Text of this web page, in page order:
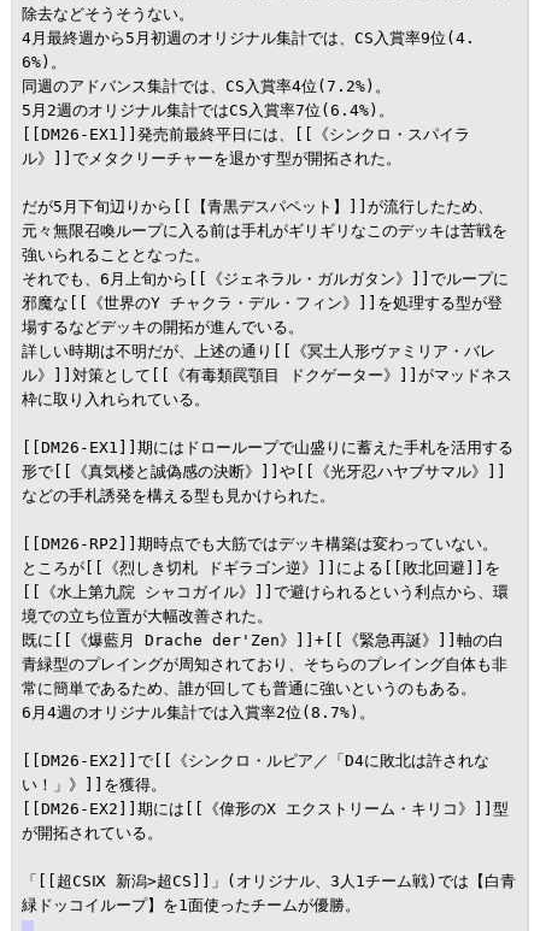
除去などそうそうない。
4月最終週から5月初週のオリジナル集計では、CS入賞率9位(4.
6%)。
同週のアドバンス集計では、CS入賞率4位(7.2%)。
5月2週のオリジナル集計ではCS入賞率7位(6.4%)。
[[DM26-EX1]]発売前最終平日には、[[《シンクロ・スパイラ
ル》]]でメタクリーチャーを退かす型が開拓された。
だが5月下旬辺りから[[【青黒デスパペット】]]が流行したため、
元々無限召喚ループに入る前は手札がギリギリなこのデッキは苦戦を
強いられることとなった。
それでも、6月上旬から[[《ジェネラル・ガルガタン》]]でループに
邪魔な[[《世界のY チャクラ・デル・フィン》]]を処理する型が登
場するなどデッキの開拓が進んでいる。
詳しい時期は不明だが、上述の通り[[《冥土人形ヴァミリア・バレ
ル》]]対策として[[《有毒類罠顎目 ドクゲーター》]]がマッドネス
枠に取り入れられている。
[[DM26-EX1]]期にはドローループで山盛りに蓄えた手札を活用する
形で[[《真気楼と誠偽感の決断》]]や[[《光牙忍ハヤブサマル》]]
などの手札誘発を構える型も見かけられた。
[[DM26-RP2]]期時点でも大筋ではデッキ構築は変わっていない。
ところが[[《烈しき切札 ドギラゴン逆》]]による[[敗北回避]]を
[[《水上第九院 シャコガイル》]]で避けられるという利点から、環
境での立ち位置が大幅改善された。
既に[[《爆藍月 Drache der'Zen》]]+[[《緊急再誕》]]軸の白
青緑型のプレイングが周知されており、そちらのプレイング自体も非
常に簡単であるため、誰が回しても普通に強いというのもある。
6月4週のオリジナル集計では入賞率2位(8.7%)。
[[DM26-EX2]]で[[《シンクロ・ルピア／「D4に敗北は許されな
い！」》]]を獲得。
[[DM26-EX2]]期には[[《偉形のX エクストリーム・キリコ》]]型
が開拓されている。
「[[超CSⅨ 新潟>超CS]]」(オリジナル、3人1チーム戦)では【白青